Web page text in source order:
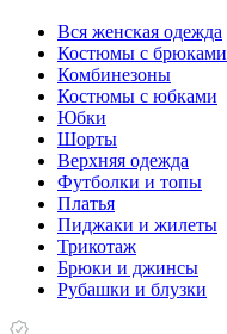
Вся женская одежда
Костюмы с брюками
Комбинезоны
Костюмы c юбками
Юбки
Шорты
Верхняя одежда
Футболки и топы
Платья
Пиджаки и жилеты
Трикотаж
Брюки и джинсы
Рубашки и блузки